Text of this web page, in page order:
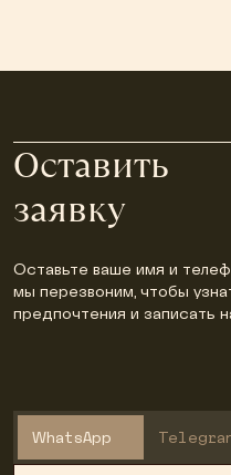
Оставить
заявку
Оставьте ваше имя и
мы перезвоним, чтобы
предпочтения и записать
WhatsApp